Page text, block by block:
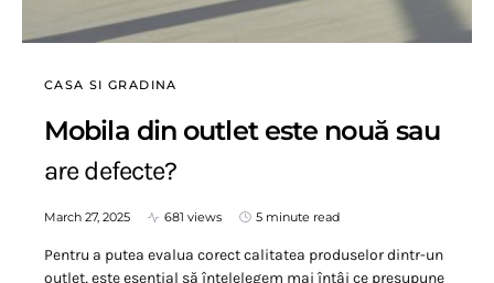
CASA SI GRADINA
Mobila din outlet este nouă sau
are defecte?
March 27, 2025 681 views 5 minute read
Pentru a putea evalua corect calitatea produselor dintr-un
outlet, este esențial să înțelelegem mai întâi ce presupune